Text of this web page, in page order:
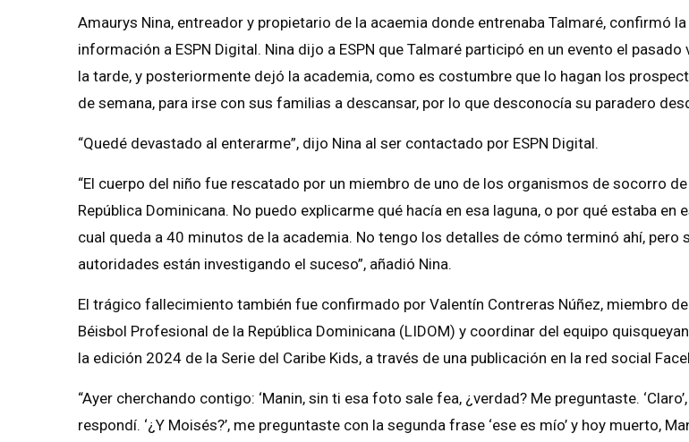
Amaurys Nina, entreador y propietario de la acaemia donde entrenaba Talmaré, confirmó la
información a ESPN Digital. Nina dijo a ESPN que Talmaré participó en un evento el pasado
la tarde, y posteriormente dejó la academia, como es costumbre que lo hagan los
de semana, para irse con sus familias a descansar, por lo que desconocía su paradero
“Quedé devastado al enterarme”, dijo Nina al ser contactado por ESPN Digital.
“El cuerpo del niño fue rescatado por un miembro de uno de los organismos de socorro
República Dominicana. No puedo explicarme qué hacía en esa laguna, o por qué estaba en
cual queda a 40 minutos de la academia. No tengo los detalles de cómo terminó ahí, pero
autoridades están investigando el suceso”, añadió Nina.
El trágico fallecimiento también fue confirmado por Valentín Contreras Núñez, miembro
Béisbol Profesional de la República Dominicana (LIDOM) y coordinar del equipo
la edición 2024 de la Serie del Caribe Kids, a través de una publicación en la red social
“Ayer cherchando contigo: ‘Manin, sin ti esa foto sale fea, ¿verdad? Me preguntaste.
respondí. ‘¿Y Moisés?’, me preguntaste con la segunda frase ‘ese es mío’ y hoy muerto,